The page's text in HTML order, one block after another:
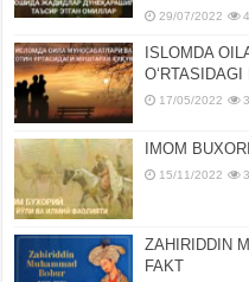
29/07/2022
ISLOMDA
17/05/2022
IMOM
15/11/2022
ZAHIRIDDIN
FAKT